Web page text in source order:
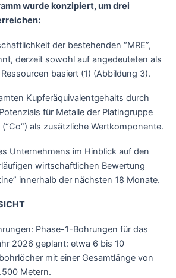
wurde konzipiert, um drei
der bestehenden “MRE”,
derzeit sowohl auf angedeuteten als
basiert (1) (Abbildung 3).
Kupferäquivalentgehalts durch
für Metalle der Platingruppe
(“Co”) als zusätzliche Wertkomponente.
Unternehmens im Hinblick auf den
wirtschaftlichen Bewertung
innerhalb der nächsten 18 Monate.
Phase-1-Bohrungen für das
2026 geplant: etwa 6 bis 10
mit einer Gesamtlänge von
Metern.